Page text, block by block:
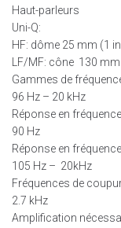
Haut-parleurs
Uni-Q:
HF: dôme 25 mm (1
LF/MF: cône 130
Gammes de
96 Hz – 20 kHz
Réponse en
90 Hz
Réponse en
105 Hz – 20kHz
Fréquences de
2.7 kHz
Amplification